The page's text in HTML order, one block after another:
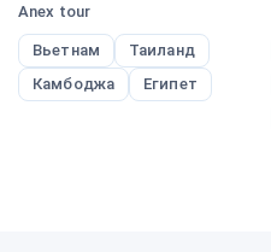
Anex tour
Вьетнам
Таиланд
Камбоджа
Египет